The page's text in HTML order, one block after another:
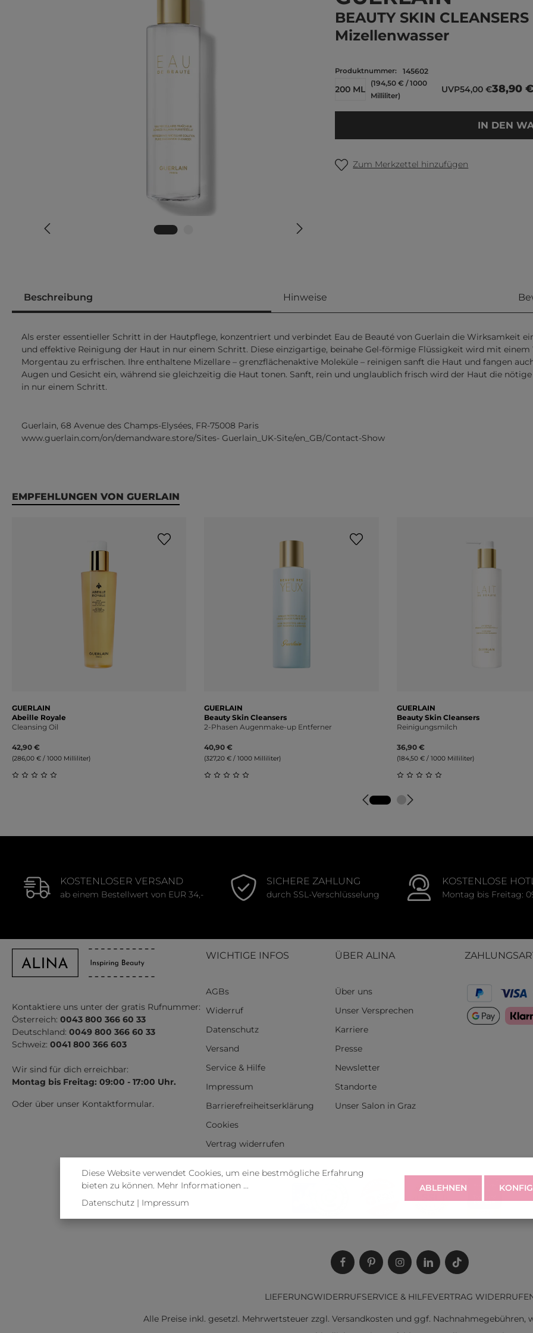
BEAUTY SKIN CLEANSERS
Mizellenwasser
Produktnummer: 145602
200 ML
(194,50 € / 1000
Milliliter)
UVP54,00 €38,90 €
IN DEN
Zum Merkzettel hinzufügen
Beschreibung Hinweise
Als erster essentieller Schritt in der Hautpflege, konzentriert und verbindet Eau de Beauté von Guerlain die Wirksamkeit
und effektive Reinigung der Haut in nur einem Schritt. Diese einzigartige, beinahe Gel-förmige Flüssigkeit wird mit
Morgentau zu erfrischen. Ihre enthaltene Mizellare – grenzflächenaktive Moleküle – reinigen sanft die Haut und fangen
Augen und Gesicht ein, während sie gleichzeitig die Haut tonen. Sanft, rein und unglaublich frisch wird der Haut die
in nur einem Schritt.
Guerlain, 68 Avenue des Champs-Elysées, FR-75008 Paris
www.guerlain.com/on/demandware.store/Sites- Guerlain_UK-Site/en_GB/Contact-Show
Produktgalerie überspringen
EMPFEHLUNGEN VON GUERLAIN
GUERLAIN
Abeille Royale
Cleansing Oil
42,90 €
(286,00 € / 1000 Milliliter)
GUERLAIN
Beauty Skin Cleansers
2-Phasen Augenmake-up Entferner
40,90 €
(327,20 € / 1000 Milliliter)
Durchschnittliche Bewertung von 0 von 5 Sternen
GUERLAIN
Beauty Skin Cleansers
Reinigungsmilch
36,90 €
(184,50 € / 1000 Milliliter)
Durchschnittliche
KOSTENLOSER VERSAND
ab einem Bestellwert von EUR 34,-
SICHERE ZAHLUNG
durch SSL-Verschlüsselung
KOSTENLOSE
Montag bis Freitag:
Kontaktiere uns unter der gratis Rufnummer:
Österreich: 0043 800 366 60 33
Deutschland: 0049 800 366 60 33
Schweiz: 0041 800 366 603
Wir sind für dich erreichbar:
Montag bis Freitag: 09:00 - 17:00 Uhr.
Oder über unser Kontaktformular.
WICHTIGE INFOS
AGBs
Widerruf
Datenschutz
Versand
Service & Hilfe
Impressum
Barrierefreiheitserklärung
Cookies
Vertrag widerrufen
ÜBER ALINA
Über uns
Unser Versprechen
Karriere
Presse
Newsletter
Standorte
Unser Salon in Graz
LIEFERUNGWIDERRUFSERVICE & HILFEVERTRAG
Alle Preise inkl. gesetzl. Mehrwertsteuer zzgl. Versandkosten und ggf. Nachnahmegebühren,
Diese Website verwendet Cookies, um eine bestmögliche Erfahrung
bieten zu können. Mehr Informationen ...
Datenschutz| Impressum
ABLEHNEN